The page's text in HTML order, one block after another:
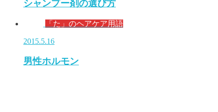
シャンプー剤の選び方
「た」のヘアケア用語
2015.5.16
男性ホルモン